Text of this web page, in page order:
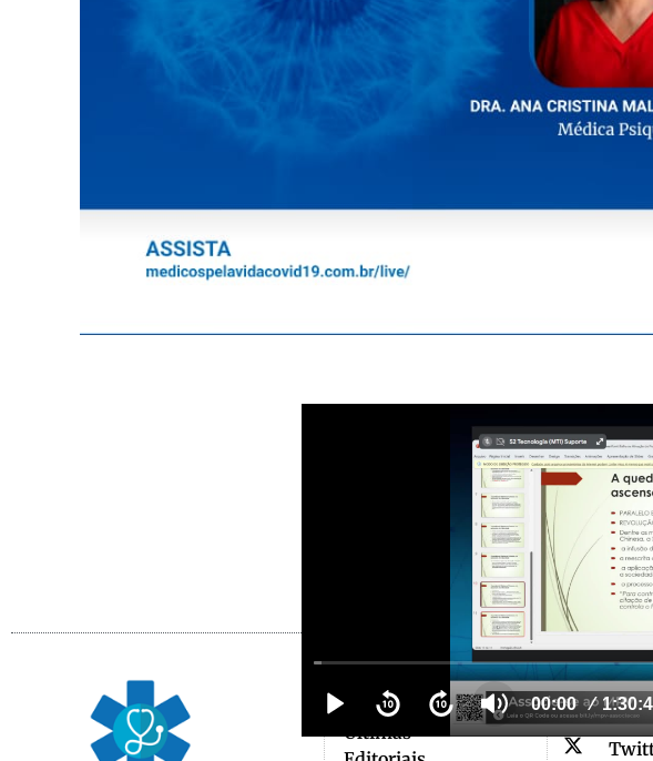
Facebook X
Redação MPV
Equipe de jornalismo do
associados que se
Home
Últimas
Redes